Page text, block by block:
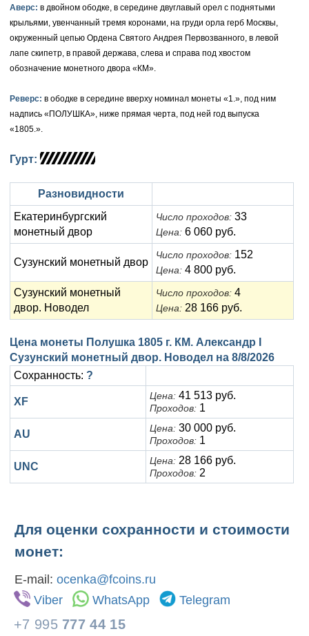
Русско-Польские
Для Польши
Для Грузии
Для Польши
Медь
Серебро
Медь
Для Молдавии и Валахии
Елизавета I (1741-1762)
Золото
Медь
Ливонезы
Альбертусталер
Иоанн Антонович (1740-1741)
Петр I (1682-1725)
Золото
Серебро
Аверс: в двойном ободке, в середине двуглавый орел с поднятыми
крыльями, увенчанный тремя коронами, на груди орла герб Москвы,
окруженный цепью Ордена Святого Андрея Первозванного, в левой
лапе скипетр, в правой держава, слева и справа под хвостом
обозначение монетного двора «КМ».
Реверс: в ободке в середине вверху номинал монеты «1.», под ним
надпись «ПОЛУШКА», ниже прямая черта, под ней год выпуска
«1805.».
Гурт:
Разновидности
Екатеринбургский
монетный двор
Число проходов: 33
Цена: 6 060 руб.
Сузунский монетный двор
Число проходов: 152
Цена: 4 800 руб.
Сузунский монетный
двор. Новодел
Число проходов: 4
Цена: 28 166 руб.
Цена монеты Полушка 1805 г. КМ. Александр I
Сузунский монетный двор. Новодел на 8/8/2026
Сохранность: ?
XF Цена: 41 513 руб.
Проходов: 1
AU Цена: 30 000 руб.
Проходов: 1
UNC Цена: 28 166 руб.
Проходов: 2
Для оценки сохранности и стоимости
монет:
E-mail: ocenka@fcoins.ru
Viber
WhatsApp Telegram
+7 995 777 44 15